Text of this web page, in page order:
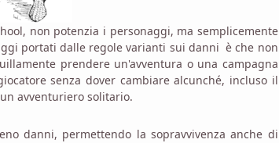
non potenzia i personaggi, ma semplicemente
portati dalle regole varianti sui danni è che non
prendere un'avventura o una campagna
senza dover cambiare alcunché, incluso il
avventuriero solitario.
danni, permettendo la sopravvivenza anche di